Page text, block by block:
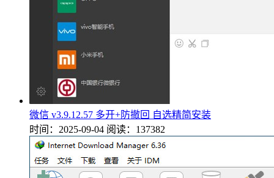
微信 v3.9.12.57 多开+防撤回 自选精简安装
时间：2025-09-04 阅读：137382